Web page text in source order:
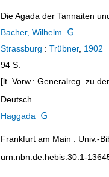
Die Agada der Tannaiten
Bacher, Wilhelm
Strassburg : Trübner, 1902
94 S.
[lt. Vorw.: Generalreg. zu
Deutsch
Haggada
Frankfurt am Main : Univ.-
urn:nbn:de:hebis:30:1-